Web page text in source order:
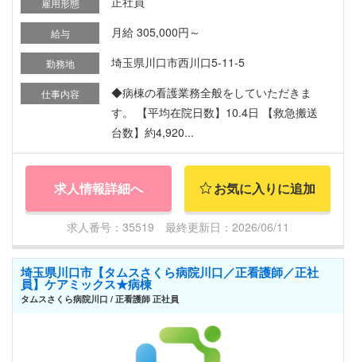
給与 月給 305,000円～
勤務地 埼玉県川口市西川口5-11-5
仕事内容
◆病棟の看護業務全般をしていただきま
す。 【平均在院日数】10.4日 【救急搬送
台数】約4,920...
求人情報詳細へ お気に入りに追加
求人番号：35519 最終更新日：2026/06/11
埼玉県川口市【タムスさくら病院川口／正看護師／正社
員】ケアミックス★病棟
タムスさくら病院川口 / 正看護師 正社員